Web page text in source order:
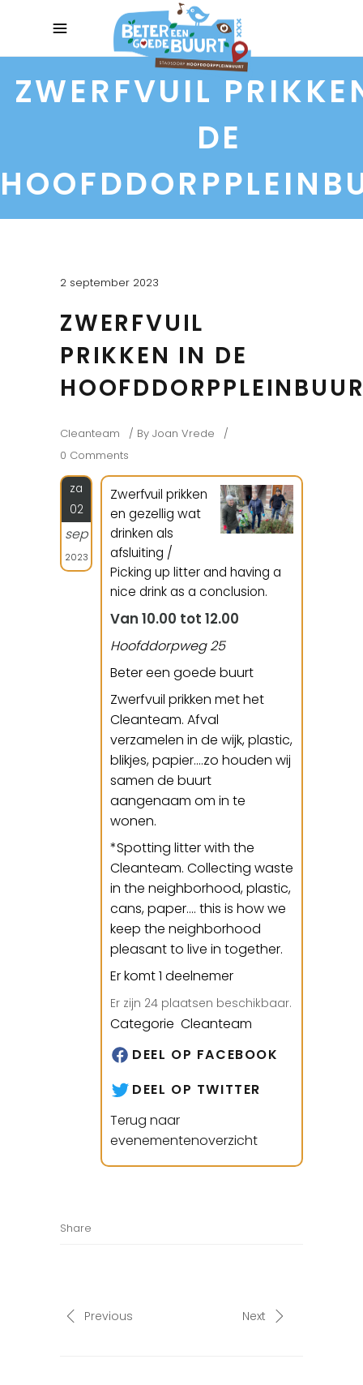
ZWERFVUIL
DE
2 september 2023
ZWERFVUIL
PRIKKEN IN DE
Cleanteam By Joan Vrede
0 Comments
za
02
sep
2023
Zwerfvuil prikken
en gezellig wat
drinken als
afsluiting /
Picking up litter and having a
nice drink as a conclusion.
Van 10.00 tot 12.00
Hoofddorpweg 25
Beter een goede buurt
Zwerfvuil prikken met het
Cleanteam. Afval
verzamelen in de wijk, plastic,
blikjes, papier....zo houden wij
samen de buurt
aangenaam om in te
wonen.
*Spotting litter with the
Cleanteam. Collecting waste
in the neighborhood, plastic,
cans, paper.... this is how we
keep the neighborhood
pleasant to live in together.
Er komt 1 deelnemer
Er zijn 24 plaatsen beschikbaar.
Categorie Cleanteam
DEEL OP FACEBOOK
DEEL OP TWITTER
Terug naar
evenementenoverzicht
Share
Previous Next